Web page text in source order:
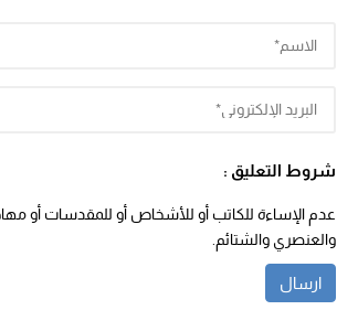
شروط التعليق :
عدم الإساءة للكاتب أو للأشخاص أو للمقدسات أو
والعنصري والشتائم.